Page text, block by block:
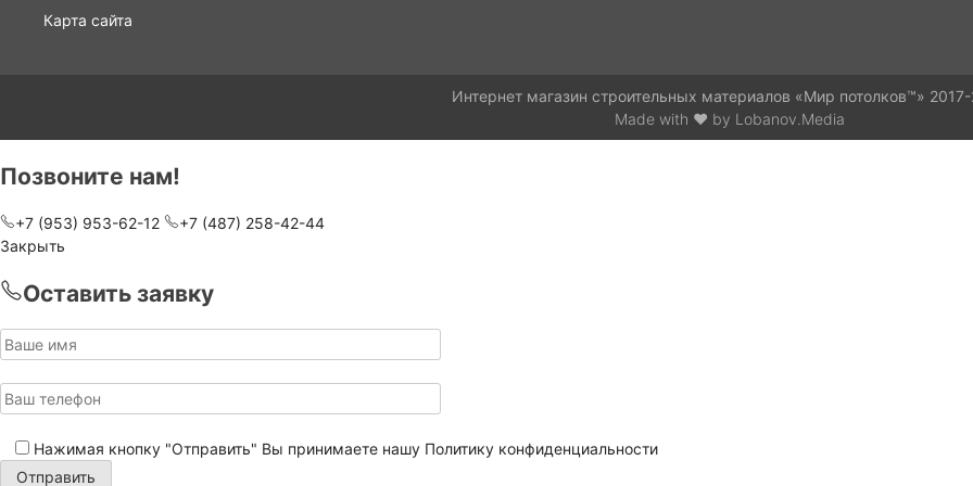
Карта сайта
Интернет магазин строительных материалов «Мир потолков™»
Made with ❤ by Lobanov.Media
Позвоните нам!
+7 (953) 953-62-12
+7 (487) 258-42-44
Закрыть
Оставить заявку
Нажимая кнопку "Отправить" Вы принимаете нашу Политику конфиденциальности